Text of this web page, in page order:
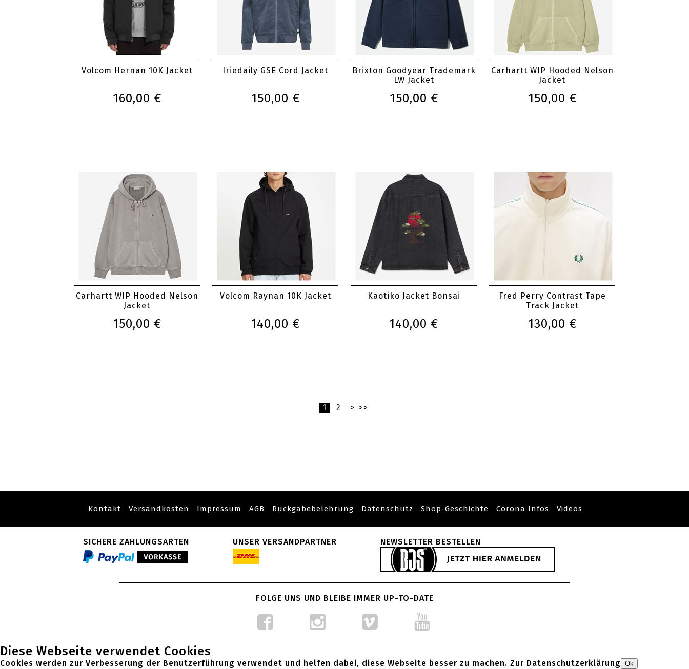
Volcom Hernan 10K Jacket
160,00 €
Iriedaily GSE Cord Jacket
150,00 €
Brixton Goodyear Trademark
LW Jacket
150,00 €
Carhartt WIP Hooded Nelson
Jacket
150,00 €
Carhartt WIP Hooded Nelson
Jacket
150,00 €
Volcom Raynan 10K Jacket
140,00 €
Kaotiko Jacket Bonsai
140,00 €
Fred Perry Contrast Tape
Track Jacket
130,00 €
1 2 > >>
Kontakt Versandkosten Impressum AGB Rückgabebelehrung Datenschutz Shop-Geschichte Corona Infos Videos
SICHERE ZAHLUNGSARTEN UNSER VERSANDPARTNER NEWSLETTER BESTELLEN
FOLGE UNS UND BLEIBE IMMER UP-TO-DATE
Diese Webseite verwendet Cookies
Cookies werden zur Verbesserung der Benutzerführung verwendet und helfen dabei, diese Webseite besser zu machen. Zur Datenschutzerklärung